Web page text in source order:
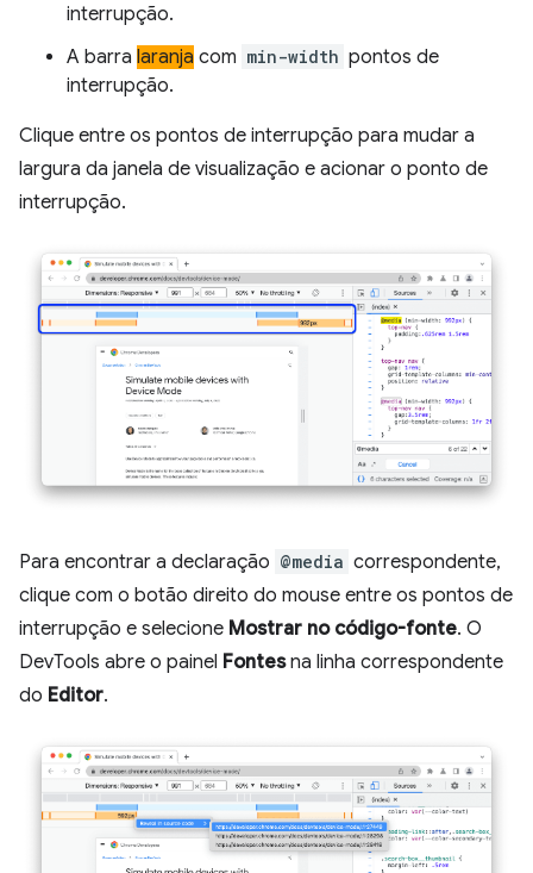
interrupção.
A barra laranja com min-width pontos de
interrupção.
Clique entre os pontos de interrupção para mudar a
largura da janela de visualização e acionar o ponto de
interrupção.
Para encontrar a declaração @media correspondente,
clique com o botão direito do mouse entre os pontos de
interrupção e selecione Mostrar no código-fonte. O
DevTools abre o painel Fontesna linha correspondente
do Editor.